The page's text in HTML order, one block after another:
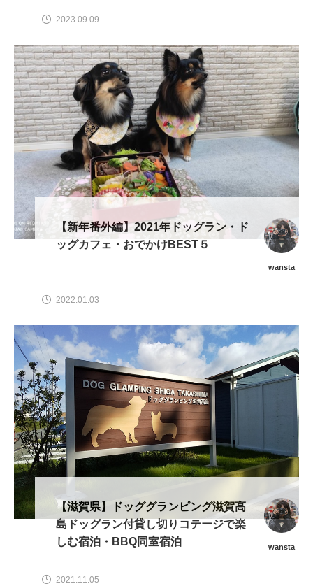
2023.09.09
【新年番外編】2021年ドッグラン・ド
ッグカフェ・おでかけBEST５
wansta
2022.01.03
【滋賀県】ドッググランピング滋賀高
島ドッグラン付貸し切りコテージで楽
しむ宿泊・BBQ同室宿泊
wansta
2021.11.05